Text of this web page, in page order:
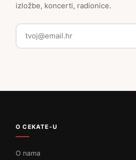
izložbe, koncerti, radionice.
O CEKATE-U
O nama